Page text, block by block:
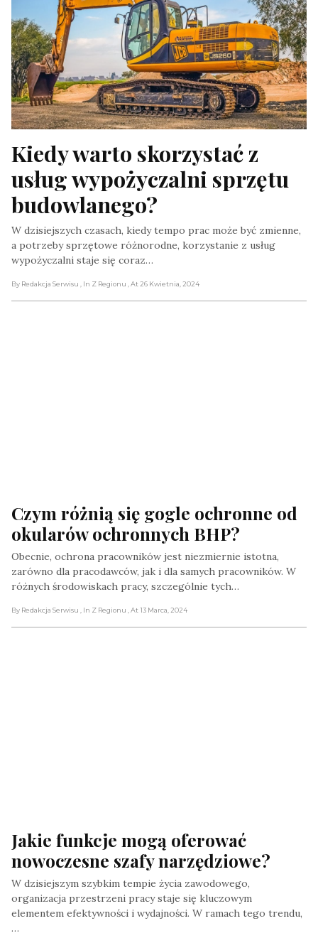
Kiedy warto skorzystać z
usług wypożyczalni sprzętu
budowlanego?
W dzisiejszych czasach, kiedy tempo prac może być zmienne,
a potrzeby sprzętowe różnorodne, korzystanie z usług
wypożyczalni staje się coraz…
By Redakcja Serwisu , In Z Regionu , At 26 Kwietnia, 2024
Czym różnią się gogle ochronne od
okularów ochronnych BHP?
Obecnie, ochrona pracowników jest niezmiernie istotna,
zarówno dla pracodawców, jak i dla samych pracowników. W
różnych środowiskach pracy, szczególnie tych…
By Redakcja Serwisu , In Z Regionu , At 13 Marca, 2024
Jakie funkcje mogą oferować
nowoczesne szafy narzędziowe?
W dzisiejszym szybkim tempie życia zawodowego,
organizacja przestrzeni pracy staje się kluczowym
elementem efektywności i wydajności. W ramach tego trendu,
…